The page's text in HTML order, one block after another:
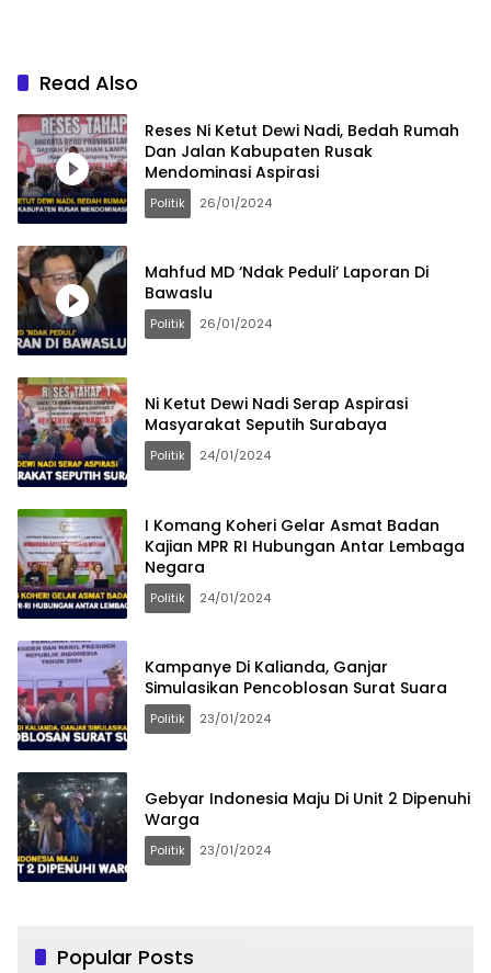
Read Also
Reses Ni Ketut Dewi Nadi, Bedah Rumah
Dan Jalan Kabupaten Rusak
Mendominasi Aspirasi
Politik 26/01/2024
Mahfud MD ‘Ndak Peduli’ Laporan Di
Bawaslu
Politik 26/01/2024
Ni Ketut Dewi Nadi Serap Aspirasi
Masyarakat Seputih Surabaya
Politik 24/01/2024
I Komang Koheri Gelar Asmat Badan
Kajian MPR RI Hubungan Antar Lembaga
Negara
Politik 24/01/2024
Kampanye Di Kalianda, Ganjar
Simulasikan Pencoblosan Surat Suara
Politik 23/01/2024
Gebyar Indonesia Maju Di Unit 2 Dipenuhi
Warga
Politik 23/01/2024
Popular Posts